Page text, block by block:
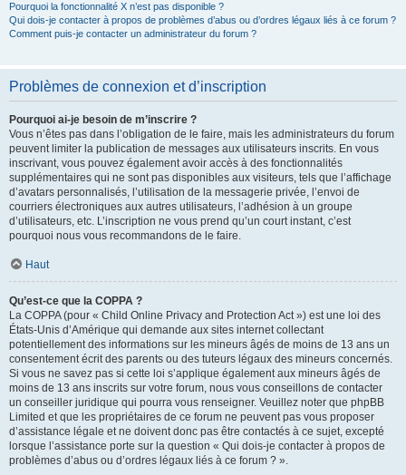
Pourquoi la fonctionnalité X n’est pas disponible ?
Qui dois-je contacter à propos de problèmes d’abus ou d’ordres légaux liés à ce forum ?
Comment puis-je contacter un administrateur du forum ?
Problèmes de connexion et d’inscription
Pourquoi ai-je besoin de m’inscrire ?
Vous n’êtes pas dans l’obligation de le faire, mais les administrateurs du forum
peuvent limiter la publication de messages aux utilisateurs inscrits. En vous
inscrivant, vous pouvez également avoir accès à des fonctionnalités
supplémentaires qui ne sont pas disponibles aux visiteurs, tels que l’affichage
d’avatars personnalisés, l’utilisation de la messagerie privée, l’envoi de
courriers électroniques aux autres utilisateurs, l’adhésion à un groupe
d’utilisateurs, etc. L’inscription ne vous prend qu’un court instant, c’est
pourquoi nous vous recommandons de le faire.
Haut
Qu’est-ce que la COPPA ?
La COPPA (pour « Child Online Privacy and Protection Act ») est une loi des
États-Unis d’Amérique qui demande aux sites internet collectant
potentiellement des informations sur les mineurs âgés de moins de 13 ans un
consentement écrit des parents ou des tuteurs légaux des mineurs concernés.
Si vous ne savez pas si cette loi s’applique également aux mineurs âgés de
moins de 13 ans inscrits sur votre forum, nous vous conseillons de contacter
un conseiller juridique qui pourra vous renseigner. Veuillez noter que phpBB
Limited et que les propriétaires de ce forum ne peuvent pas vous proposer
d’assistance légale et ne doivent donc pas être contactés à ce sujet, excepté
lorsque l’assistance porte sur la question « Qui dois-je contacter à propos de
problèmes d’abus ou d’ordres légaux liés à ce forum ? ».